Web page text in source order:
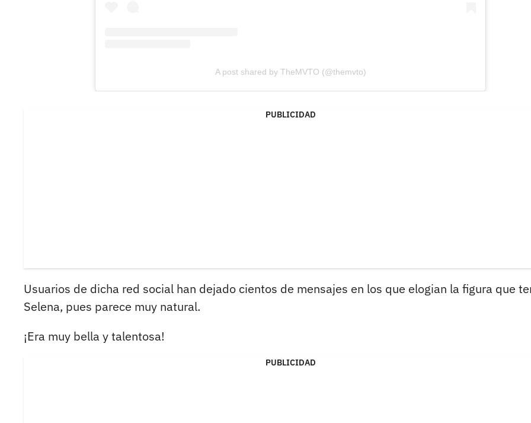
A post shared by TheMVTO (@themvto)
PUBLICIDAD
Usuarios de dicha red social han dejado cientos de mensajes en los que elogian la figura que
Selena, pues parece muy natural.
¡Era muy bella y talentosa!
PUBLICIDAD